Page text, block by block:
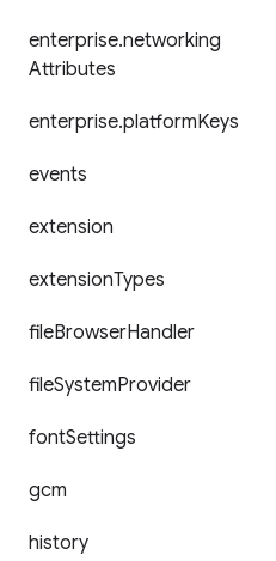
enterprise.networking
Attributes
enterprise.platformKeys
events
extension
extensionTypes
fileBrowserHandler
fileSystemProvider
fontSettings
gcm
history